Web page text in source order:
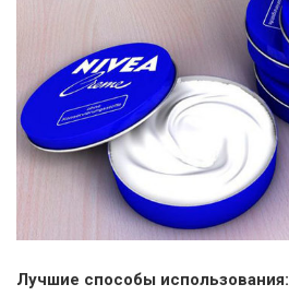
Лучшие способы использования: